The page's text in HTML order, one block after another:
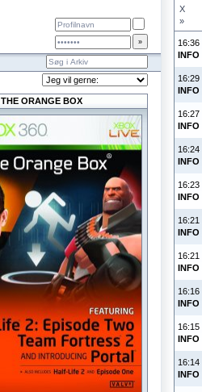
X
»
16:36
INFO
16:29
INFO
16:27
INFO
16:24
INFO
16:23
INFO
16:21
INFO
16:21
INFO
16:16
INFO
16:15
INFO
16:14
INFO
THE ORANGE BOX